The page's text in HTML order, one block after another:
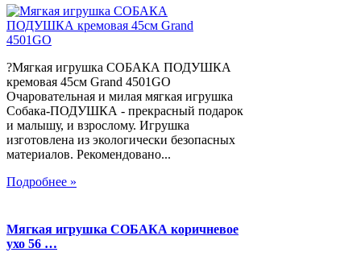
?Мягкая игрушка СОБАКА ПОДУШКА
кремовая 45см Grand 4501GO
Очаровательная и милая мягкая игрушка
Собака-ПОДУШКА - прекрасный подарок
и малышу, и взрослому. Игрушка
изготовлена из экологически безопасных
материалов. Рекомендовано...
Подробнее »
Мягкая игрушка СОБАКА коричневое
ухо 56 …